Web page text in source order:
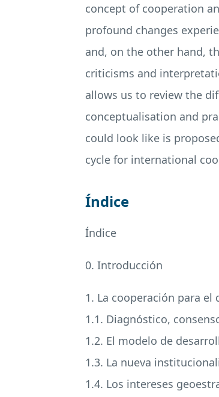
concept of cooperation
profound changes
and, on the other hand,
criticisms and
allows us to review the
conceptualisation and
could look like is
cycle for international
Índice
Índice
0. Introducción
1. La cooperación para
1.1. Diagnóstico,
1.2. El modelo de
1.3. La nueva
1.4. Los intereses